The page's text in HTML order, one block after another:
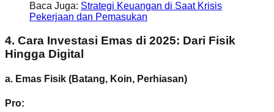
Baca Juga: Strategi Keuangan di Saat Krisis
Pekerjaan dan Pemasukan
4. Cara Investasi Emas di 2025: Dari Fisik
Hingga Digital
a. Emas Fisik (Batang, Koin, Perhiasan)
Pro: